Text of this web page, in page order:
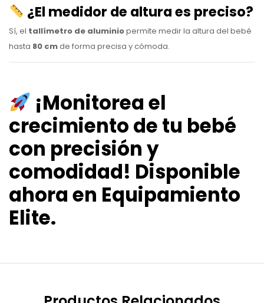
¿El medidor de altura es preciso?
Sí, el tallímetro de aluminiopermite medir la altura del bebé
hasta 80 cmde forma precisa y cómoda.
¡Monitorea el
crecimiento de tu bebé
con precisión y
comodidad! Disponible
ahora en Equipamiento
Elite.